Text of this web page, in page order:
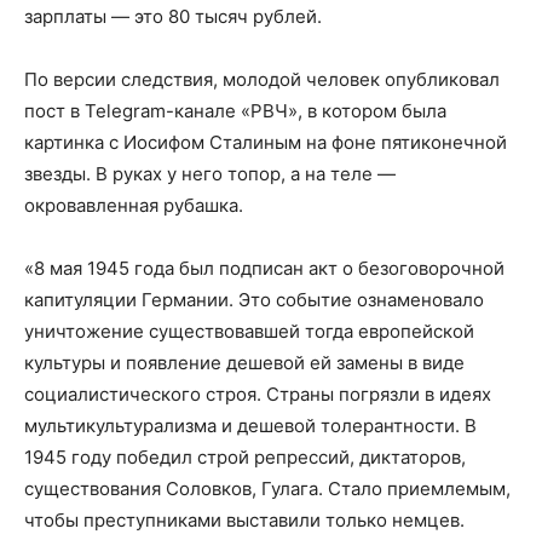
зарплаты — это 80 тысяч рублей.
По версии следствия, молодой человек опубликовал
пост в Telegram-канале «РВЧ», в котором была
картинка с Иосифом Сталиным на фоне пятиконечной
звезды. В руках у него топор, а на теле —
окровавленная рубашка.
«8 мая 1945 года был подписан акт о безоговорочной
капитуляции Германии. Это событие ознаменовало
уничтожение существовавшей тогда европейской
культуры и появление дешевой ей замены в виде
социалистического строя. Страны погрязли в идеях
мультикультурализма и дешевой толерантности. В
1945 году победил строй репрессий, диктаторов,
существования Соловков, Гулага. Стало приемлемым,
чтобы преступниками выставили только немцев.